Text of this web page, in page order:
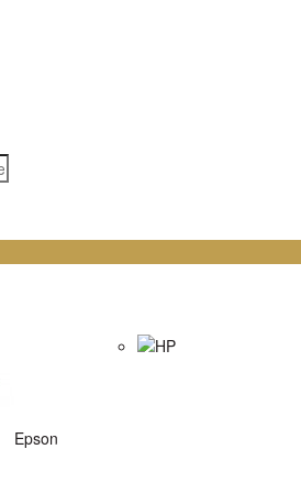
Epson
HP